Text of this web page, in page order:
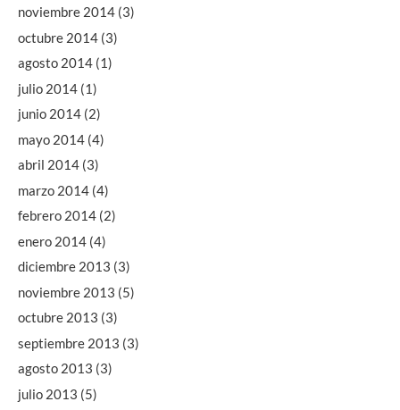
noviembre 2014 (3)
octubre 2014 (3)
agosto 2014 (1)
julio 2014 (1)
junio 2014 (2)
mayo 2014 (4)
abril 2014 (3)
marzo 2014 (4)
febrero 2014 (2)
enero 2014 (4)
diciembre 2013 (3)
noviembre 2013 (5)
octubre 2013 (3)
septiembre 2013 (3)
agosto 2013 (3)
julio 2013 (5)